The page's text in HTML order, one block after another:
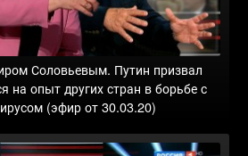
Соловьевым. Путин призвал
на опыт других стран в борьбе с
(эфир от 30.03.20)